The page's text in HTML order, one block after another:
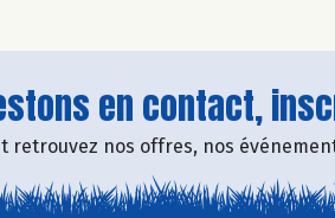
en contact,
retrouvez nos offres, nos